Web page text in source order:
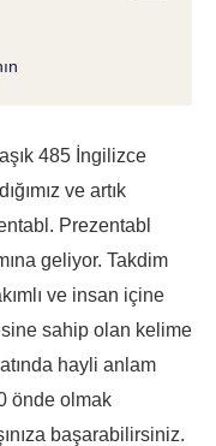
485 İngilizce
ve artık
Prezentabl
geliyor. Takdim
ve insan içine
sahip olan kelime
hayli anlam
önde olmak
başarabilirsiniz.